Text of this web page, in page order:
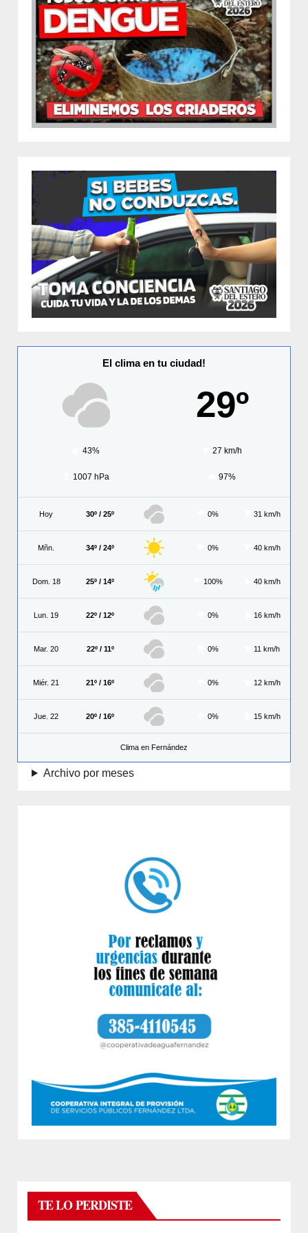
El clima en tu ciudad!
29º
43% 27 km/h
1007 hPa 97%
Hoy 30º / 25º 0% 31 km/h
Mñn. 34º / 24º 0% 40 km/h
Dom. 18 25º / 14º 100% 40 km/h
Lun. 19 22º / 12º 0% 16 km/h
Mar. 20 22º / 11º 0% 11 km/h
Miér. 21 21º / 16º 0% 12 km/h
Jue. 22 20º / 16º 0% 15 km/h
Clima en Fernández
Archivo por meses
TE LO PERDISTE